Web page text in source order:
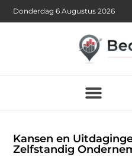
Donderdag 6 Augustus 2026
Kansen en
Zelfstandig